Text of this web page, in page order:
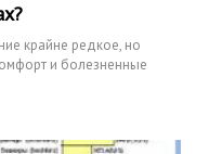
крайне редкое, но
и болезненные